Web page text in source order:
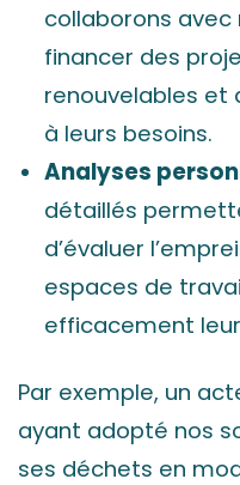
collaborons
financer des
renouvelables
à leurs besoins.
Analyses
détaillés
d’évaluer
espaces de
efficacement
Par exemple, un
ayant adopté nos
ses déchets en